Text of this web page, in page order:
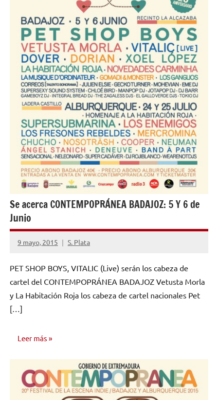
Se acerca CONTEMPOPRÁNEA BADAJOZ: 5 Y 6 de
Junio
9 mayo, 2015 S. Plata
No
comentarios
PET SHOP BOYS, VITALIC (Live) serán los cabeza de
cartel del CONTEMPOPRÁNEA BADAJOZ Vetusta Morla
y La Habitación Roja los cabeza de cartel nacionales Pet
[…]
Leer más
NOTICIAS